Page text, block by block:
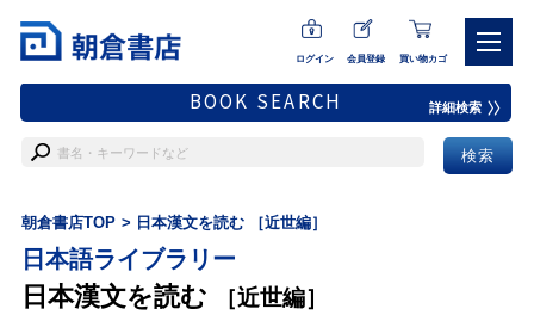
ログイン 会員登録 買い物カゴ
BOOK SEARCH 詳細検索
朝倉書店TOP 日本漢文を読む ［近世編］
日本語ライブラリー
日本漢文を読む
［近世編］